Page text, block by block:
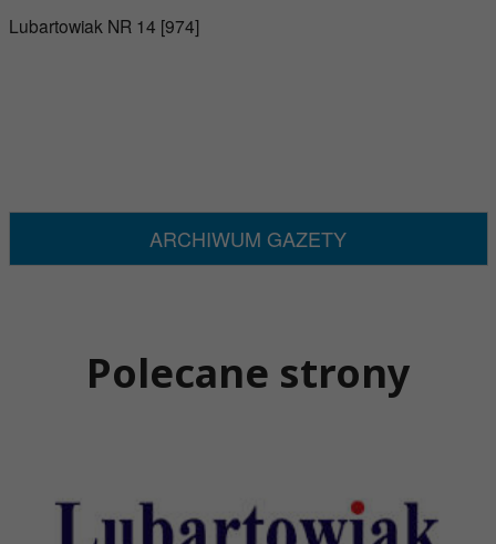
Lubartowiak NR 14 [974]
ARCHIWUM GAZETY
Polecane strony